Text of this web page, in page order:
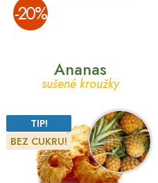
­-20%
Ananas
sušené kroužky
TIP!
BEZ CUKRU!